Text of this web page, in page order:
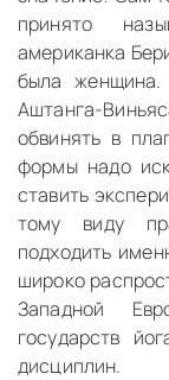
принято
американка
была
Аштанга-
обвинять в
формы надо
ставить
тому виду
подходить
широко
Западной
государств
дисциплин.